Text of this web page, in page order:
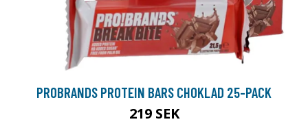
PROBRANDS PROTEIN BARS CHOKLAD 25-PACK
219 SEK